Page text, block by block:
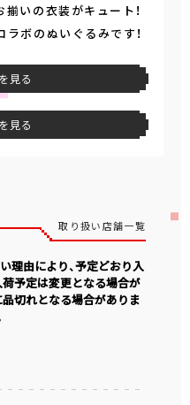
揃いの衣装がキュート！
ラボのぬいぐるみです！
見る
見る
取り扱い店舗一覧
理由により、予定どおり入
荷予定は変更となる場合が
品切れとなる場合がありま